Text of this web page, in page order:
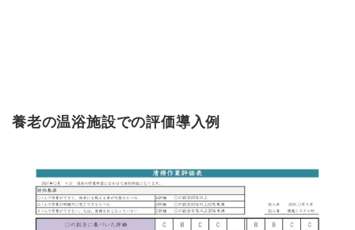
養老の温浴施設での評価導入例